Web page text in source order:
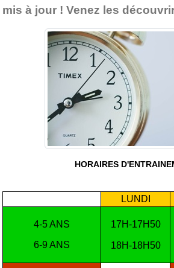
mis à jour ! Venez les
HORAIRES
LUNDI
4-5 ANS
6-9 ANS
17H-17H50
18H-18H50